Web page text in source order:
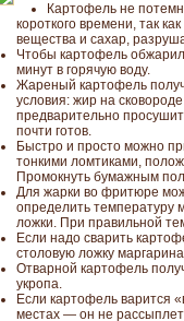
Картофель не
короткого времени, так
вещества и сахар,
Чтобы картофель
минут в горячую воду.
Жареный картофель
условия: жир на
предварительно
почти готов.
Быстро и просто можно
тонкими ломтиками,
Промокнуть бумажным
Для жарки во фритюре
определить температуру
ложки. При правильной
Если надо сварить
столовую ложку
Отварной картофель
укропа.
Если картофель варится
местах — он не